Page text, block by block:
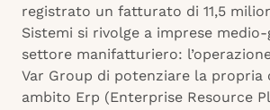
registrato un fatturato di 11,5
Sistemi si rivolge a imprese
settore manifatturiero:
Var Group di potenziare la propria
ambito Erp (Enterprise Resource